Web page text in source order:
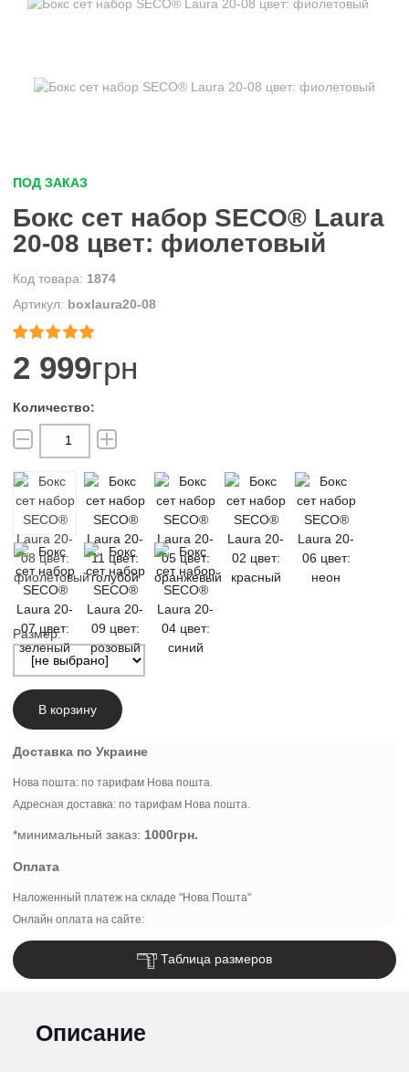
ПОД ЗАКАЗ
Бокс сет набор SECO® Laura
20-08 цвет: фиолетовый
1874
boxlaura20-08


2 999грн
Размер:
В корзину
Доставка по Украине
Нова пошта: по тарифам Нова пошта.
Адресная доставка: по тарифам Нова пошта.
*минимальный заказ: 1000грн.
Оплата
Наложенный платеж на складе "Нова Пошта"
Онлайн оплата на сайте:
Таблица размеров
Описание